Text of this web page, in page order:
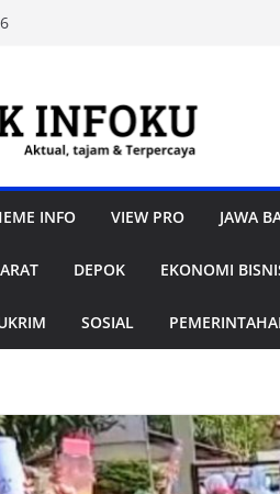
INFO VIEW PRO JAWA
DEPOK EKONOMI
SOSIAL